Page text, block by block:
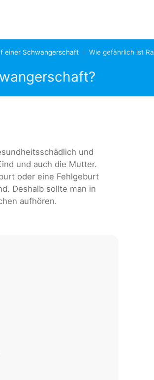
einer Schwangerschaft Wie gefährlich ist
und
und auch die Mutter.
oder eine Fehlgeburt
Deshalb sollte man in
aufhören.